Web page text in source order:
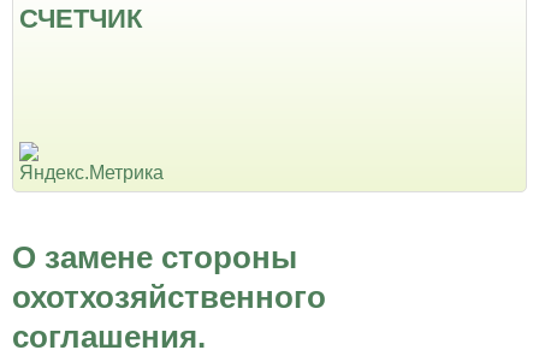
СЧЕТЧИК
О замене стороны
охотхозяйственного
соглашения.